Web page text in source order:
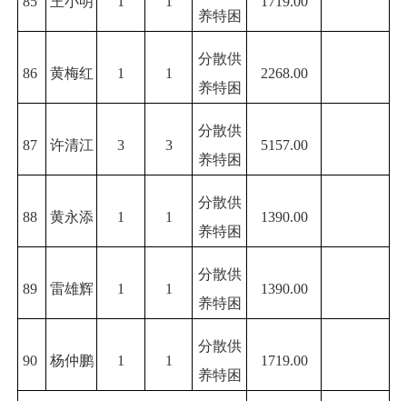
养特困
86 黄梅红 1 1
分散供
养特困
2268.00
87 许清江 3 3
分散供
养特困
5157.00
88 黄永添 1 1
分散供
养特困
1390.00
89 雷雄辉 1 1
分散供
养特困
1390.00
90 杨仲鹏 1 1
分散供
养特困
1719.00